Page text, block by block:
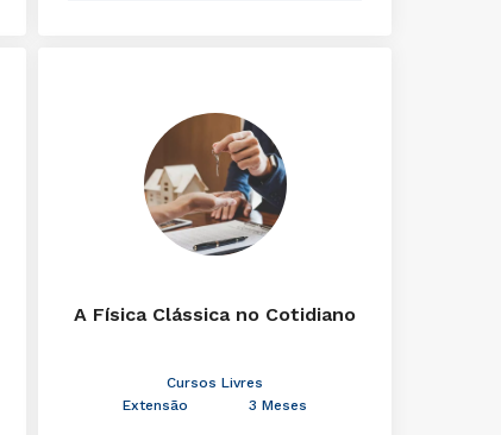
A Física Clássica no Cotidiano
Cursos Livres
Extensão
3 Meses